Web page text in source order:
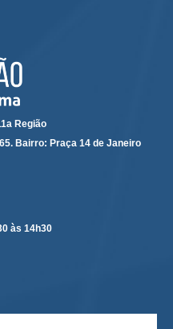
1ª Turma 2026
Turma - 2026
3ª Turma 2026
Pleno e Especializadas 2026
e Intérpretes
Região
Bairro: Praça 14 de Janeiro
às 14h30